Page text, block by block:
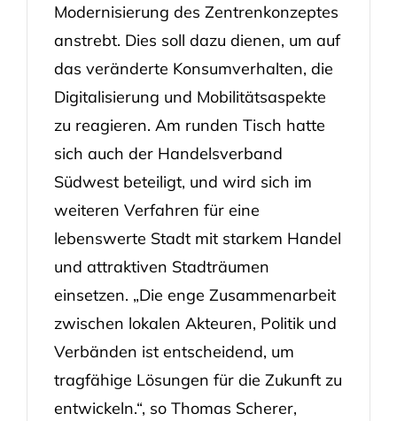
Modernisierung des Zentrenkonzeptes
anstrebt. Dies soll dazu dienen, um auf
das veränderte Konsumverhalten, die
Digitalisierung und Mobilitätsaspekte
zu reagieren. Am runden Tisch hatte
sich auch der Handelsverband
Südwest beteiligt, und wird sich im
weiteren Verfahren für eine
lebenswerte Stadt mit starkem Handel
und attraktiven Stadträumen
einsetzen. „Die enge Zusammenarbeit
zwischen lokalen Akteuren, Politik und
Verbänden ist entscheidend, um
tragfähige Lösungen für die Zukunft zu
entwickeln.“, so Thomas Scherer,